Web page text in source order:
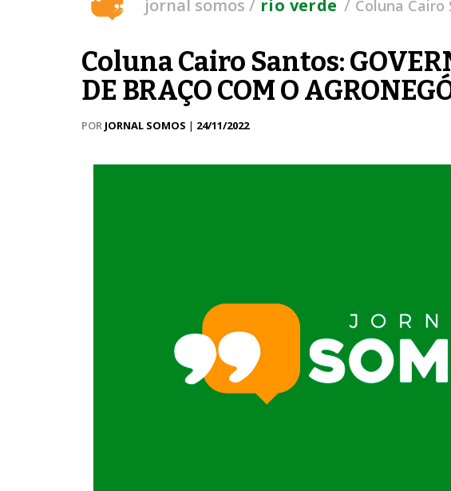
jornal somos rio verde Coluna Cairo
Coluna Cairo Santos:
DE BRAÇO COM O
POR JORNAL SOMOS | 24/11/2022